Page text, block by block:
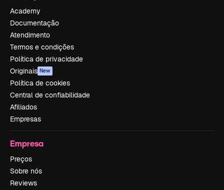
Academy
Documentação
Atendimento
Termos e condições
Política de privacidade
Originais New
Política de cookies
Central de confiabilidade
Afiliados
Empresas
Empresa
Preços
Sobre nós
Reviews